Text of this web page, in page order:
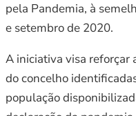
pela Pandemia, à
e setembro de 2020.
A iniciativa visa reforçar
do concelho
população